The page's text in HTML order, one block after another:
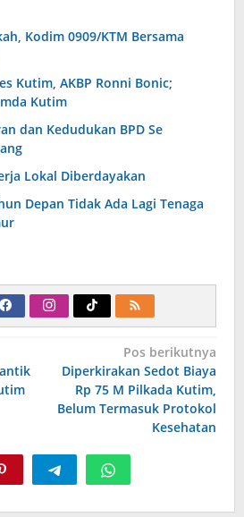
Kodim 0909/KTM Bersama
Kutim, AKBP Ronni Bonic;
Kutim
dan Kedudukan BPD Se
Lokal Diberdayakan
Depan Tidak Ada Lagi Tenaga
Pos berikutnya
Diperkirakan Sedot Biaya
Rp 75 M Pilkada Kutim,
Belum Termasuk Protokol
Kesehatan